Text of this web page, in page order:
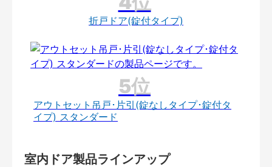
折戸ドア(錠付タイプ)
アウトセット吊戸･片引(錠なしタイプ･錠付タ
イプ) スタンダード
室内ドア製品ラインアップ